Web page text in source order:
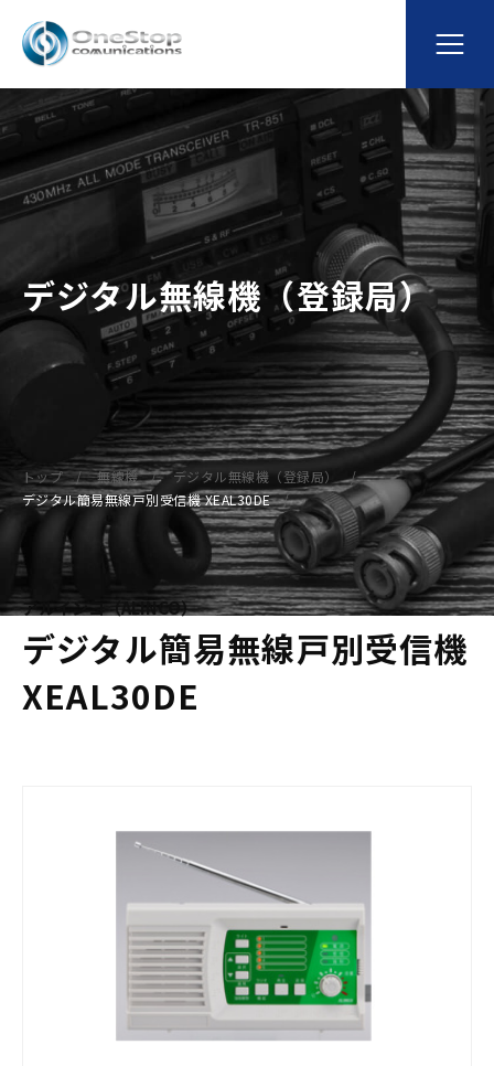
デジタル無線機（登録局）
トップ 無線機
デジタル無線機（登録局）
デジタル簡易無線戸別受信機 XEAL30DE
アルインコ（ALINCO）
デジタル簡易無線戸別受信機
XEAL30DE